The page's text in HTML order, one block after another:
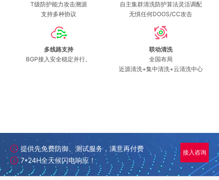
T级防护能力攻击溯源
支持多种协议
自主集群清洗防护算法灵活调配
无惧任何DOOS/CC攻击
多线路支持
BGP接入安全稳定并行。
联动清洗
全国布局
近源清洗+集中清洗+云清洗中心
提供先免费防御、测试服务，满意再付费
7*24H全天候闪电响应！
接入咨询